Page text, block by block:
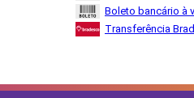
Boleto bancário à
Transferência